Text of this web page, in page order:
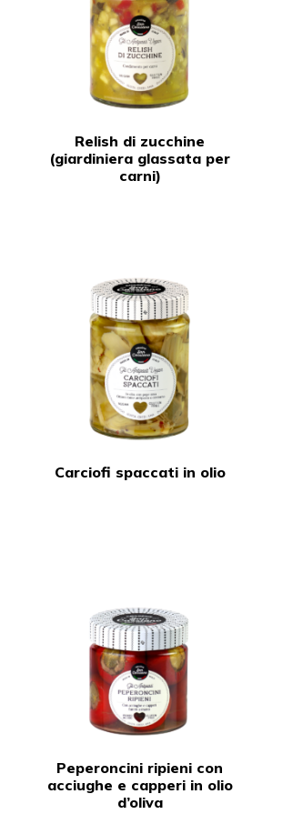
Relish di zucchine
(giardiniera glassata per
carni)
Carciofi spaccati in olio
Peperoncini ripieni con
acciughe e capperi in olio
d’oliva